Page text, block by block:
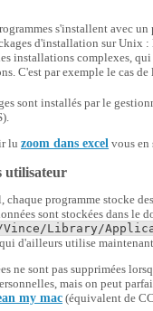
s'installent avec
d'installation sur Unix
installations complexes,
C'est par exemple le cas
sont installés par le
lu zoom dans excel vous en
utilisateur
chaque programme stocke
sont stockées dans le
Vince/Library/
d'ailleurs utilise
ne sont pas supprimées
mais on peut
my mac(équivalent de